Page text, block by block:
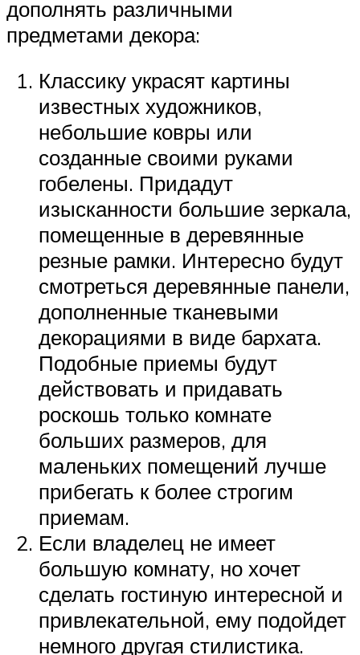
дополнять различными
предметами декора:
Классику украсят картины
известных художников,
небольшие ковры или
созданные своими руками
гобелены. Придадут
изысканности большие зеркала,
помещенные в деревянные
резные рамки. Интересно будут
смотреться деревянные панели,
дополненные тканевыми
декорациями в виде бархата.
Подобные приемы будут
действовать и придавать
роскошь только комнате
больших размеров, для
маленьких помещений лучше
прибегать к более строгим
приемам.
Если владелец не имеет
большую комнату, но хочет
сделать гостиную интересной и
привлекательной, ему подойдет
немного другая стилистика.